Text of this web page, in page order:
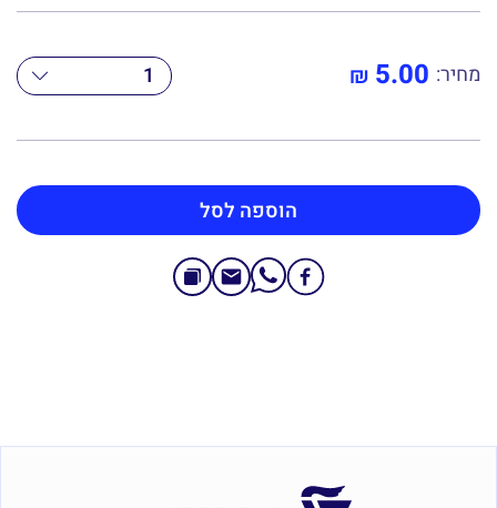
מחיר: 5.00
₪
כמות
של
הוספה לסל